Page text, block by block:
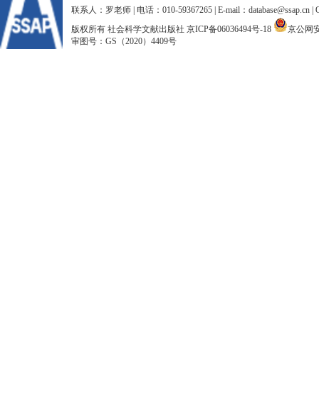
联系人：罗老师 | 电话：010-59367265 | E-mail：database@ssap.cn
版权所有 社会科学文献出版社 京ICP备06036494号-18
京公网
审图号：GS（2020）4409号